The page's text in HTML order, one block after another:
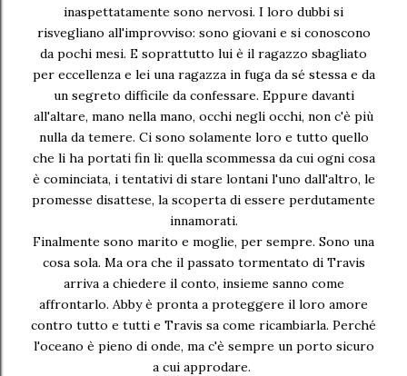
inaspettatamente sono nervosi. I loro dubbi si
risvegliano all'improvviso: sono giovani e si conoscono
da pochi mesi. E soprattutto lui è il ragazzo sbagliato
per eccellenza e lei una ragazza in fuga da sé stessa e da
un segreto difficile da confessare. Eppure davanti
all'altare, mano nella mano, occhi negli occhi, non c'è più
nulla da temere. Ci sono solamente loro e tutto quello
che li ha portati fin lì: quella scommessa da cui ogni cosa
è cominciata, i tentativi di stare lontani l'uno dall'altro, le
promesse disattese, la scoperta di essere perdutamente
innamorati.
Finalmente sono marito e moglie, per sempre. Sono una
cosa sola. Ma ora che il passato tormentato di Travis
arriva a chiedere il conto, insieme sanno come
affrontarlo. Abby è pronta a proteggere il loro amore
contro tutto e tutti e Travis sa come ricambiarla. Perché
l'oceano è pieno di onde, ma c'è sempre un porto sicuro
a cui approdare.